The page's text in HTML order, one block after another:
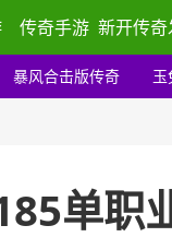
传奇手游 新开传
暴风合击版传奇 玉
单职